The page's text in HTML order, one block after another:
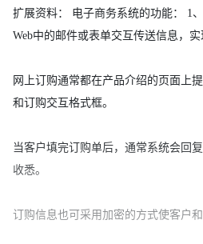
扩展资料： 电子商务系统的功能： 1
Web中的邮件或表单交互传送信息，实
网上订购通常都在产品介绍的页面上
和订购交互格式框。
当客户填完订购单后，通常系统会回
收悉。
订购信息也可采用加密的方式使客户